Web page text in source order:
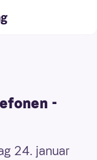
-
24. januar